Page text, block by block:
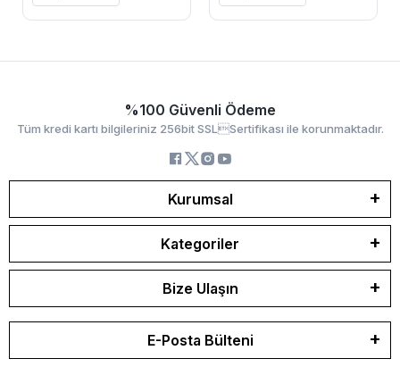
%100 Güvenli Ödeme
Tüm kredi kartı bilgileriniz 256bit SSLSertifikası ile korunmaktadır.
Kurumsal
Kategoriler
Bize Ulaşın
E-Posta Bülteni